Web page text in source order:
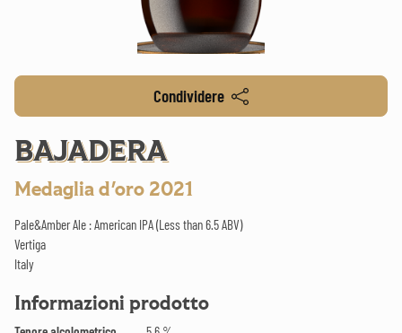
Condividere
BAJADERA
Medaglia d'oro 2021
Pale&Amber Ale : American IPA (Less than 6.5 ABV)
Vertiga
Italy
Informazioni prodotto